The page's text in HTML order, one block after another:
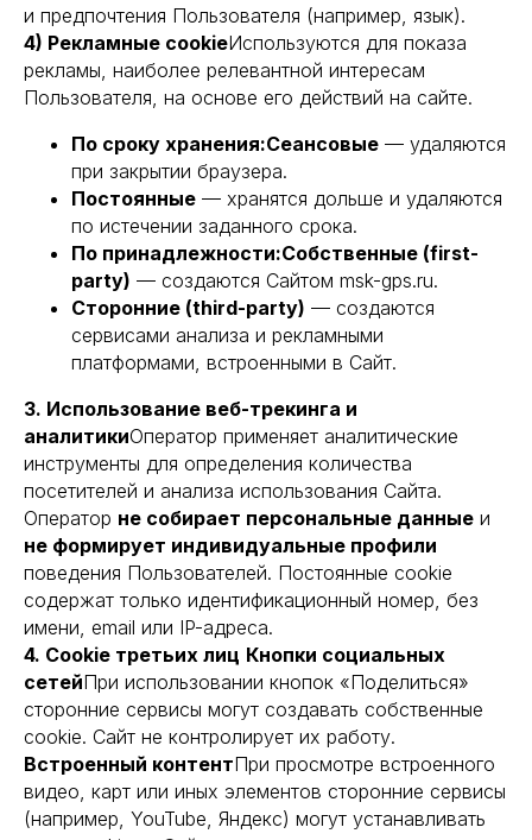
и предпочтения Пользователя (например, язык).
4) Рекламные cookieИспользуются для показа
рекламы, наиболее релевантной интересам
Пользователя, на основе его действий на сайте.
По сроку хранения:Сеансовые — удаляются
при закрытии браузера.
Постоянные — хранятся дольше и удаляются
по истечении заданного срока.
По принадлежности:Собственные (first-
party) — создаются Сайтом msk-gps.ru.
Сторонние (third-party) — создаются
сервисами анализа и рекламными
платформами, встроенными в Сайт.
3. Использование веб-трекинга и
аналитикиОператор применяет аналитические
инструменты для определения количества
посетителей и анализа использования Сайта.
Оператор не собирает персональные данные и
не формирует индивидуальные профили
поведения Пользователей. Постоянные cookie
содержат только идентификационный номер, без
имени, email или IP-адреса.
4. Cookie третьих лиц Кнопки социальных
сетейПри использовании кнопок «Поделиться»
сторонние сервисы могут создавать собственные
cookie. Сайт не контролирует их работу.
Встроенный контентПри просмотре встроенного
видео, карт или иных элементов сторонние сервисы
(например, YouTube, Яндекс) могут устанавливать
НАВИГАЦИЯ
КОМПАНИЯ